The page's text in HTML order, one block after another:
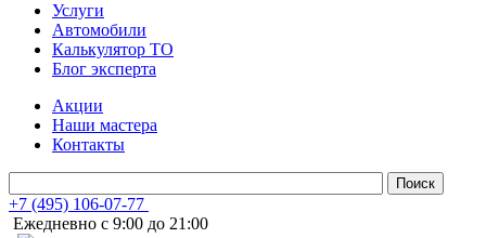
Услуги
Автомобили
Калькулятор ТО
Блог эксперта
Акции
Наши мастера
Контакты
+7 (495) 106-07-77
Ежедневно с 9:00 до 21:00